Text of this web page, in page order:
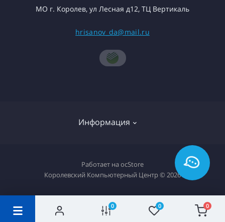
0 0 0
МО г. Королев, ул Лесная д12, ТЦ Вертикаль
hrisanov_da@mail.ru
Информация
О компании
Доставка товара
Политика конфиденциальности
Гарантия
Работает на ocStore
Королевский Компьютерный Центр © 2026